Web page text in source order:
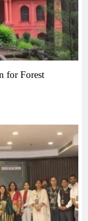
for Forest